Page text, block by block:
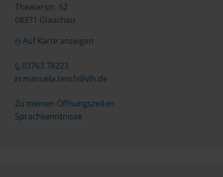
Theaterstr. 52
08371 Glauchau
Auf Karte anzeigen
03763 78223
manuela.tesch@vlh.de
Zu meinen Öffnungszeiten
Sprachkenntnisse